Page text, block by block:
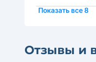
Показать все 8
Отзывы и